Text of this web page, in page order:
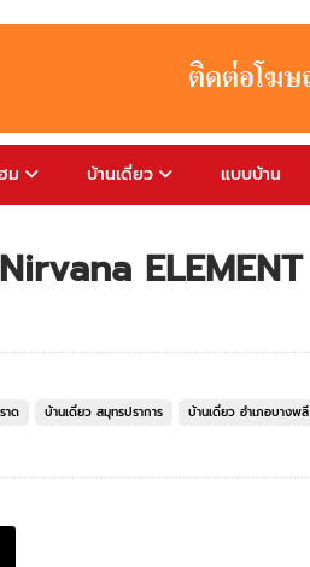
ม บ้านเดี่ยว แบบบ้าน
ELEMENT
าด บ้านเดี่ยว สมุทรปราการ
บ้านเดี่ยว อำเภอบางพลี